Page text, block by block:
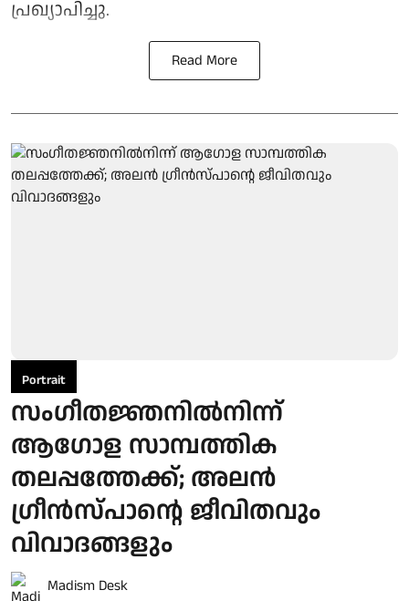
പ്രഖ്യാപിച്ചു.
Read More
Portrait
സംഗീതജ്ഞനിൽനിന്ന്
ആഗോള സാമ്പത്തിക
തലപ്പത്തേക്ക്; അലൻ
ഗ്രീൻസ്പാന്റെ ജീവിതവും
വിവാദങ്ങളും
Madism Desk